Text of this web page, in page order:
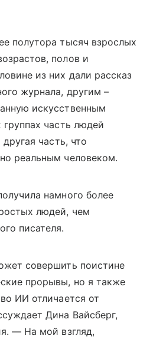
полутора тысяч взрослых
полов и
из них дали рассказ
журнала, другим –
искусственным
часть людей
часть, что
реальным человеком.
намного более
людей, чем
писателя.
совершить поистине
прорывы, но я также
ИИ отличается от
Дина Вайсберг,
— На мой взгляд,